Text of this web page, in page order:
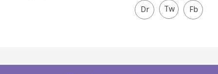
Facebook
share
Twitter